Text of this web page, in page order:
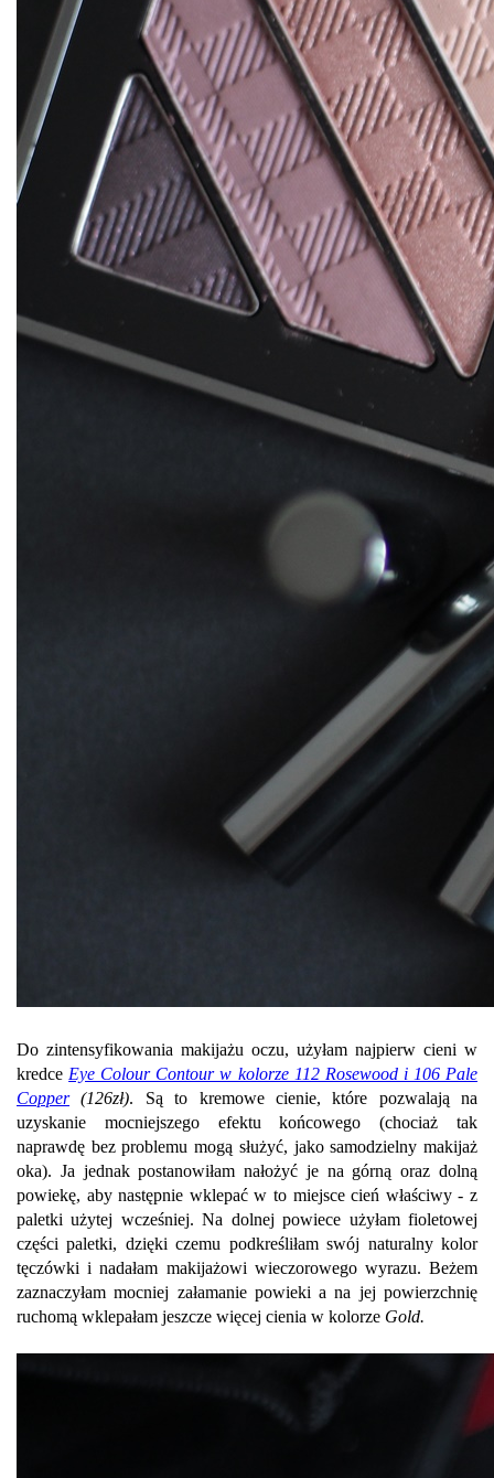
Do zintensyfikowania makijażu oczu, użyłam najpierw cieni w
kredce Eye Colour Contour w kolorze 112 Rosewood i 106 Pale
Copper(126zł). Są to kremowe cienie, które pozwalają na
uzyskanie mocniejszego efektu końcowego (chociaż tak
naprawdę bez problemu mogą służyć, jako samodzielny makijaż
oka). Ja jednak postanowiłam nałożyć je na górną oraz dolną
powiekę, aby następnie wklepać w to miejsce cień właściwy - z
paletki użytej wcześniej. Na dolnej powiece użyłam fioletowej
części paletki, dzięki czemu podkreśliłam swój naturalny kolor
tęczówki i nadałam makijażowi wieczorowego wyrazu. Beżem
zaznaczyłam mocniej załamanie powieki a na jej powierzchnię
ruchomą wklepałam jeszcze więcej cienia w kolorze Gold.